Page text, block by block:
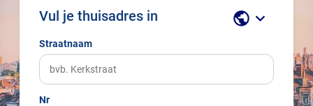
Vul je thuisadres in public keyboard_arrow_down
Straatnaam
Nr